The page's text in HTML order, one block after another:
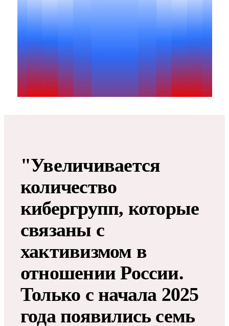
"Увеличивается
количество
кибергрупп, которые
связаны с
хактивизмом в
отношении России.
Только с начала 2025
года появились семь